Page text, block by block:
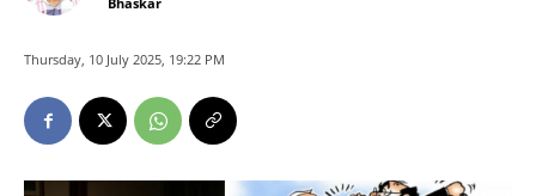
Thursday, 10 July 2025, 19:22 PM